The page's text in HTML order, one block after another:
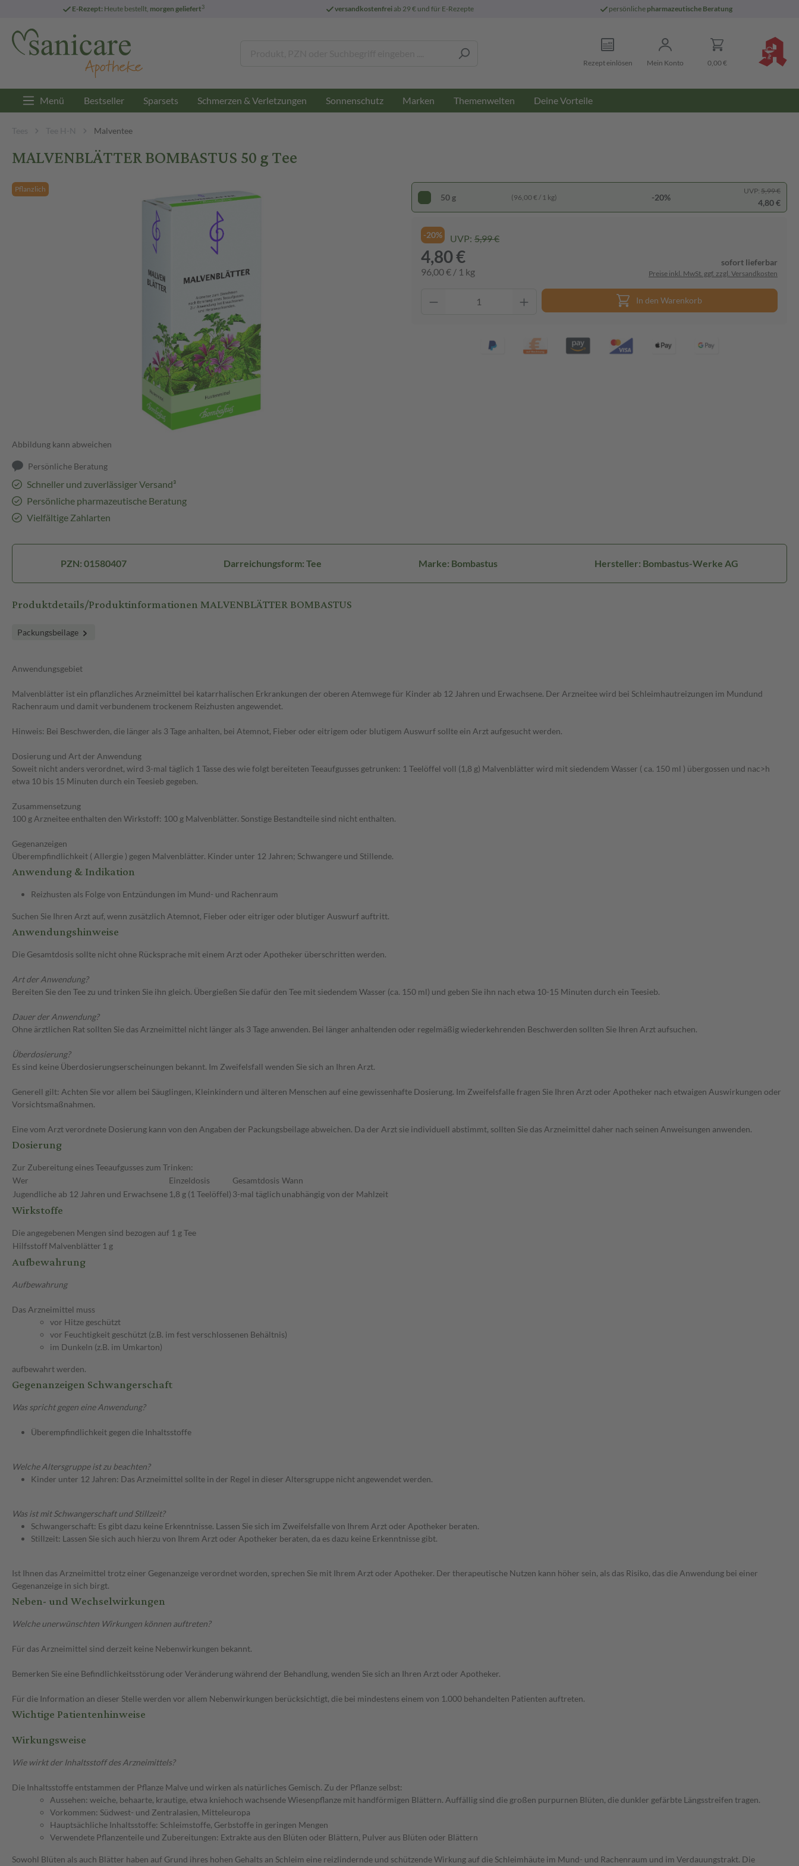
E-Rezept: Heute bestellt, morgen geliefert3 versandkostenfreiab 29 € und für E-Rezepte persönliche pharmazeutische Beratung
Rezept einlösen Mein Konto 0,00 €
Menü Bestseller Sparsets Schmerzen & Verletzungen Sonnenschutz Marken Themenwelten Deine Vorteile
Tees Tee H-N Malventee
MALVENBLÄTTER BOMBASTUS 50 g Tee
Pflanzlich
Abbildung kann abweichen
Persönliche Beratung
Schneller und zuverlässiger Versand³
Persönliche pharmazeutische Beratung
Vielfältige Zahlarten
50 g (96,00 € / 1 kg) -20%
UVP: 5,99 €
4,80 €
-20% UVP: 5,99 €
4,80 €
96,00 € / 1 kg
sofort lieferbar
Preise inkl. MwSt. ggf. zzgl. Versandkosten
In den Warenkorb
PZN: 01580407 Darreichungsform: Tee Marke: Bombastus Hersteller: Bombastus-Werke AG
Produktdetails/Produktinformationen MALVENBLÄTTER BOMBASTUS
Packungsbeilage
Anwendungsgebiet
Malvenblätter ist ein pflanzliches Arzneimittel bei katarrhalischen Erkrankungen der oberen Atemwege für Kinder ab 12 Jahren und Erwachsene. Der Arzneitee wird bei Schleimhautreizungen im Mundund
Rachenraum und damit verbundenem trockenem Reizhusten angewendet.
Hinweis: Bei Beschwerden, die länger als 3 Tage anhalten, bei Atemnot, Fieber oder eitrigem oder blutigem Auswurf sollte ein Arzt aufgesucht werden.
Dosierung und Art der Anwendung
Soweit nicht anders verordnet, wird 3-mal täglich 1 Tasse des wie folgt bereiteten Teeaufgusses getrunken: 1 Teelöffel voll (1,8 g) Malvenblätter wird mit siedendem Wasser ( ca. 150 ml ) übergossen und nac>h
etwa 10 bis 15 Minuten durch ein Teesieb gegeben.
Zusammensetzung
100 g Arzneitee enthalten den Wirkstoff: 100 g Malvenblätter. Sonstige Bestandteile sind nicht enthalten.
Gegenanzeigen
Überempfindlichkeit ( Allergie ) gegen Malvenblätter. Kinder unter 12 Jahren; Schwangere und Stillende.
Anwendung & Indikation
Reizhusten als Folge von Entzündungen im Mund- und Rachenraum
Suchen Sie Ihren Arzt auf, wenn zusätzlich Atemnot, Fieber oder eitriger oder blutiger Auswurf auftritt.
Anwendungshinweise
Die Gesamtdosis sollte nicht ohne Rücksprache mit einem Arzt oder Apotheker überschritten werden.
Art der Anwendung?
Bereiten Sie den Tee zu und trinken Sie ihn gleich. Übergießen Sie dafür den Tee mit siedendem Wasser (ca. 150 ml) und geben Sie ihn nach etwa 10-15 Minuten durch ein Teesieb.
Dauer der Anwendung?
Ohne ärztlichen Rat sollten Sie das Arzneimittel nicht länger als 3 Tage anwenden. Bei länger anhaltenden oder regelmäßig wiederkehrenden Beschwerden sollten Sie Ihren Arzt aufsuchen.
Überdosierung?
Es sind keine Überdosierungserscheinungen bekannt. Im Zweifelsfall wenden Sie sich an Ihren Arzt.
Generell gilt: Achten Sie vor allem bei Säuglingen, Kleinkindern und älteren Menschen auf eine gewissenhafte Dosierung. Im Zweifelsfalle fragen Sie Ihren Arzt oder Apotheker nach etwaigen Auswirkungen oder
Vorsichtsmaßnahmen.
Eine vom Arzt verordnete Dosierung kann von den Angaben der Packungsbeilage abweichen. Da der Arzt sie individuell abstimmt, sollten Sie das Arzneimittel daher nach seinen Anweisungen anwenden.
Dosierung
Zur Zubereitung eines Teeaufgusses zum Trinken:
Wer
Einzeldosis Gesamtdosis Wann
Jugendliche ab 12 Jahren und Erwachsene 1,8 g (1 Teelöffel) 3-mal täglich unabhängig von der Mahlzeit
Wirkstoffe
Die angegebenen Mengen sind bezogen auf 1 g Tee
HilfsstoffMalvenblätter 1 g
Aufbewahrung
Aufbewahrung
Das Arzneimittel muss
vor Hitze geschützt
vor Feuchtigkeit geschützt (z.B. im fest verschlossenen Behältnis)
im Dunkeln (z.B. im Umkarton)
aufbewahrt werden.
Gegenanzeigen Schwangerschaft
Was spricht gegen eine Anwendung?
Überempfindlichkeit gegen die Inhaltsstoffe
Welche Altersgruppe ist zu beachten?
Kinder unter 12 Jahren: Das Arzneimittel sollte in der Regel in dieser Altersgruppe nicht angewendet werden.
Was ist mit Schwangerschaft und Stillzeit?
Schwangerschaft: Es gibt dazu keine Erkenntnisse. Lassen Sie sich im Zweifelsfalle von Ihrem Arzt oder Apotheker beraten.
Stillzeit: Lassen Sie sich auch hierzu von Ihrem Arzt oder Apotheker beraten, da es dazu keine Erkenntnisse gibt.
Ist Ihnen das Arzneimittel trotz einer Gegenanzeige verordnet worden, sprechen Sie mit Ihrem Arzt oder Apotheker. Der therapeutische Nutzen kann höher sein, als das Risiko, das die Anwendung bei einer
Gegenanzeige in sich birgt.
Neben- und Wechselwirkungen
Welche unerwünschten Wirkungen können auftreten?
Für das Arzneimittel sind derzeit keine Nebenwirkungen bekannt.
Bemerken Sie eine Befindlichkeitsstörung oder Veränderung während der Behandlung, wenden Sie sich an Ihren Arzt oder Apotheker.
Für die Information an dieser Stelle werden vor allem Nebenwirkungen berücksichtigt, die bei mindestens einem von 1.000 behandelten Patienten auftreten.
Wichtige Patientenhinweise
Wirkungsweise
Wie wirkt der Inhaltsstoff des Arzneimittels?
Die Inhaltsstoffe entstammen der Pflanze Malve und wirken als natürliches Gemisch. Zu der Pflanze selbst:
Aussehen: weiche, behaarte, krautige, etwa kniehoch wachsende Wiesenpflanze mit handförmigen Blättern. Auffällig sind die großen purpurnen Blüten, die dunkler gefärbte Längsstreifen tragen.
Vorkommen: Südwest- und Zentralasien, Mitteleuropa
Hauptsächliche Inhaltsstoffe: Schleimstoffe, Gerbstoffe in geringen Mengen
Verwendete Pflanzenteile und Zubereitungen: Extrakte aus den Blüten oder Blättern, Pulver aus Blüten oder Blättern
Sowohl Blüten als auch Blätter haben auf Grund ihres hohen Gehalts an Schleim eine reizlindernde und schützende Wirkung auf die Schleimhäute im Mund- und Rachenraum und im Verdauungstrakt. Die